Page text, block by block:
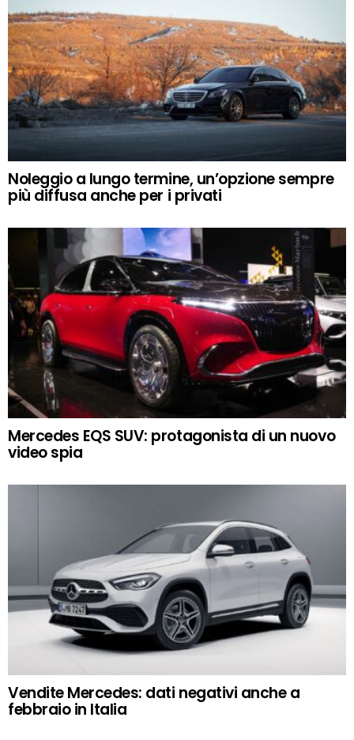
Noleggio a lungo termine, un’opzione sempre
più diffusa anche per i privati
Mercedes EQS SUV: protagonista di un nuovo
video spia
Vendite Mercedes: dati negativi anche a
febbraio in Italia